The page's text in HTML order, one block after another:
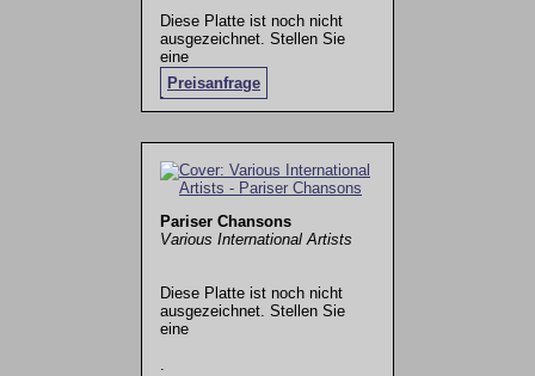
Diese Platte ist noch nicht
ausgezeichnet. Stellen Sie
eine
Preisanfrage
.
Pariser Chansons
Various International Artists
Diese Platte ist noch nicht
ausgezeichnet. Stellen Sie
eine
.